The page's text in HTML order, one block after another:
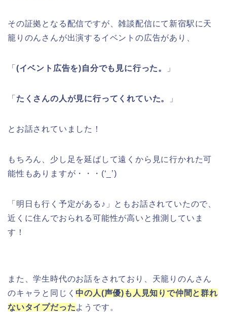
その証拠となる配信ですが、雑談配信にて新宿駅に天
籠りのんさんが出演するイベントの広告があり、
「 (イベント広告を)自分でも見に行った。 」
「 たくさんの人が見に行ってくれていた。 」
とお話されていました！
もちろん、少し足を延ばして遠くから見に行かれた可
能性もありますが・・・(‘_’)
「明日も行く予定がある♪」ともお話されていたので、
近くに住んでおられる可能性が高いと推測していま
す！
また、学生時代のお話をされており、天籠りのんさん
のキャラと同じく 中の人(声優)も人見知りで仲間と群れ
ないタイプだったようです。